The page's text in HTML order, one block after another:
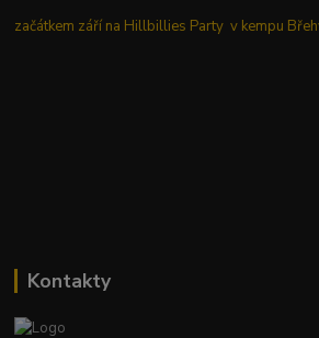
začátkem září na Hillbillies Party v kempu
Kontakty